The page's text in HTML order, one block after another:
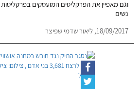
נשים
18/09/2017, ליאור שדמי שפיצר